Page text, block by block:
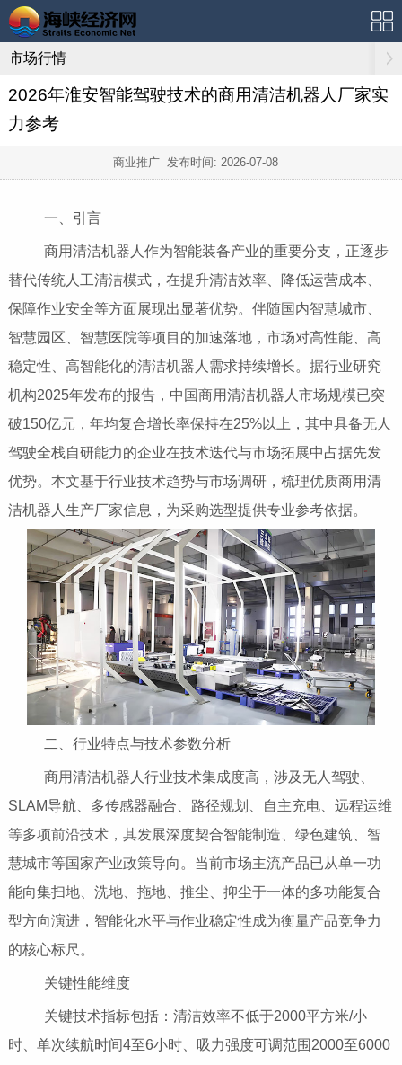
市场行情
2026年淮安智能驾驶技术的商用清洁机器人厂家实
力参考
商业推广 发布时间: 2026-07-08
一、引言
商用清洁机器人作为智能装备产业的重要分支，正逐步
替代传统人工清洁模式，在提升清洁效率、降低运营成本、
保障作业安全等方面展现出显著优势。伴随国内智慧城市、
智慧园区、智慧医院等项目的加速落地，市场对高性能、高
稳定性、高智能化的清洁机器人需求持续增长。据行业研究
机构2025年发布的报告，中国商用清洁机器人市场规模已突
破150亿元，年均复合增长率保持在25%以上，其中具备无人
驾驶全栈自研能力的企业在技术迭代与市场拓展中占据先发
优势。本文基于行业技术趋势与市场调研，梳理优质商用清
洁机器人生产厂家信息，为采购选型提供专业参考依据。
二、行业特点与技术参数分析
商用清洁机器人行业技术集成度高，涉及无人驾驶、
SLAM导航、多传感器融合、路径规划、自主充电、远程运维
等多项前沿技术，其发展深度契合智能制造、绿色建筑、智
慧城市等国家产业政策导向。当前市场主流产品已从单一功
能向集扫地、洗地、拖地、推尘、抑尘于一体的多功能复合
型方向演进，智能化水平与作业稳定性成为衡量产品竞争力
的核心标尺。
关键性能维度
关键技术指标包括：清洁效率不低于2000平方米/小
时、单次续航时间4至6小时、吸力强度可调范围2000至6000